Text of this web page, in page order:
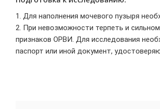
1. Для наполнения мочевого пузыря
2. При невозможности терпеть и
признаков ОРВИ. Для исследования
паспорт или иной документ,